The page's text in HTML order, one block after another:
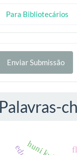
Para Bibliotecários
Enviar Submissão
Palavras-